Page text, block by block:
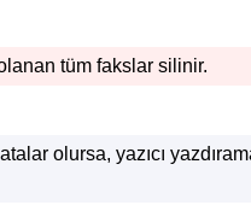
tüm fakslar silinir.
olursa, yazıcı